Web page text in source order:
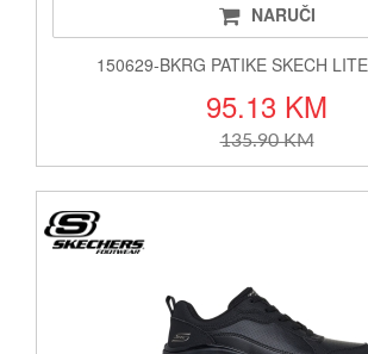
NARUČI
150629-BKRG PATIKE SKECH
95.13 KM
135.90 KM